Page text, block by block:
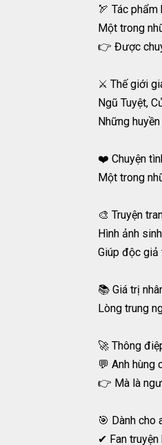
🏹 Tác
Một trong
👉 Được
⚔️ Thế giới
Ngũ Tuyệt,
Những
❤️ Chuyện
Một trong
🎨 Truyện
Hình ảnh
Giúp độc giả
📚 Giá trị
Lòng trung
🚀 Thông
💬 Anh hùng
👉 Mà là
🎯 Dành cho
✔ Fan truyện